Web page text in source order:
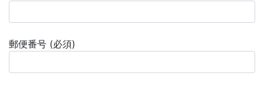
郵便番号 (必須)